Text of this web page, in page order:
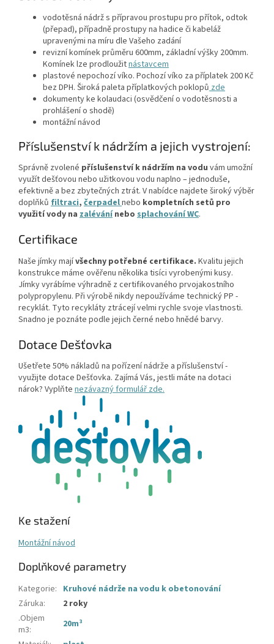
vodotěsná nádrž s přípravou prostupu pro přítok, odtok
(přepad), případně prostupy na hadice či kabeláž
upravenými na míru dle Vašeho zadání
revizní komínek průměru 600mm, základní výšky 200mm.
Komínek lze prodloužitnástavcem
plastové nepochozí víko. Pochozí víko za příplatek 200 Kč
bez DPH. Široká paleta příplatkových poklopů zde
dokumenty ke kolaudaci (osvědčení o vodotěsnosti a
prohlášení o shodě)
montážní návod
Příslušenství k nádržím a jejich vystrojení:
Správně zvolené příslušenství k nádržím na vodu vám umožní
využít dešťovou nebo užitkovou vodu naplno – jednoduše,
efektivně a bez zbytečných ztrát. V nabídce najdete široký výběr
doplňků filtraci, čerpadelnebo kompletních setů pro
využití vody na zalévání nebo splachování WC.
Certifikace
Naše jímky majívšechny potřebné certifikace. Kvalitu jejich
konstrukce máme ověřenu několika tisíci vyrobenými kusy.
Jímky vyrábíme výhradně z certifikovaného prvojakostního
polypropylenu. Při výrobě nikdy nepoužíváme technický PP -
recyklát. Tyto recykláty ztrácejí velmi rychle svoje vlastnosti.
Snadno je poznáte podle jejich černé nebo hnědé barvy.
Dotace Dešťovka
Ušetřete 50% nákladů na pořízení nádrže a příslušenství -
využijte dotace Dešťovka. Zajímá Vás, jestli máte na dotaci
nárok? Vyplňte nezávazný formulář zde.
Ke stažení
Montážní návod
Doplňkové parametry
Kategorie: Kruhové nádrže na vodu k obetonování
Záruka:
2 roky
.Objem
m3:
20m³